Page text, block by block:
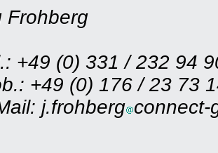
Frohberg
+49 (0) 331 / 232 94
+49 (0) 176 / 23 73
j.frohberg connect-